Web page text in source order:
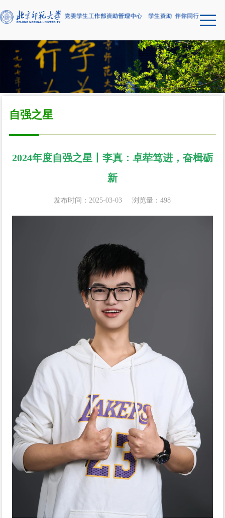
自强之星
2024年度自强之星丨李真：卓荦笃进，奋楫砺
新
发布时间：2025-03-03 浏览量：498